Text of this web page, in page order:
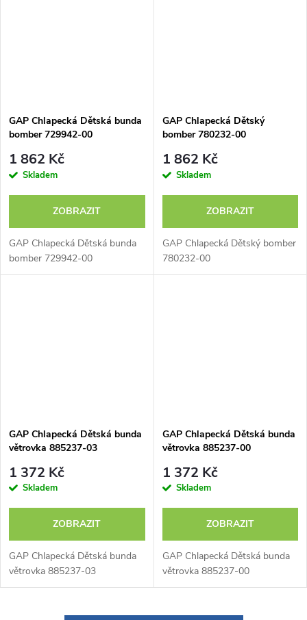
GAP Chlapecká Dětská bunda
bomber 729942-00
1 862 Kč
Skladem
ZOBRAZIT
GAP Chlapecká Dětská bunda
bomber 729942-00
GAP Chlapecká Dětský
bomber 780232-00
1 862 Kč
Skladem
ZOBRAZIT
GAP Chlapecká Dětský bomber
780232-00
GAP Chlapecká Dětská bunda
větrovka 885237-03
1 372 Kč
Skladem
ZOBRAZIT
GAP Chlapecká Dětská bunda
větrovka 885237-03
GAP Chlapecká Dětská bunda
větrovka 885237-00
1 372 Kč
Skladem
ZOBRAZIT
GAP Chlapecká Dětská bunda
větrovka 885237-00